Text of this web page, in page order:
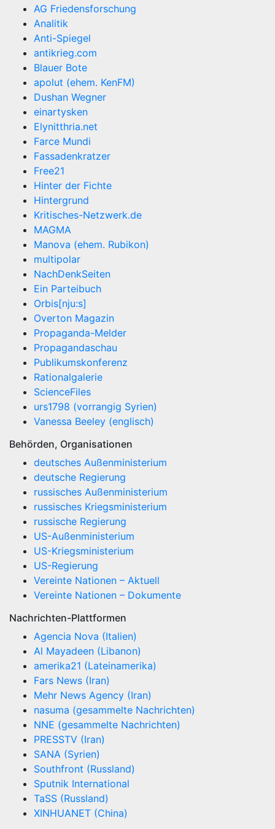
AG Friedensforschung
Analitik
Anti-Spiegel
antikrieg.com
Blauer Bote
apolut (ehem. KenFM)
Dushan Wegner
einartysken
Elynitthria.net
Farce Mundi
Fassadenkratzer
Free21
Hinter der Fichte
Hintergrund
Kritisches-Netzwerk.de
MAGMA
Manova (ehem. Rubikon)
multipolar
NachDenkSeiten
Ein Parteibuch
Orbis[nju:s]
Overton Magazin
Propaganda-Melder
Propagandaschau
Publikumskonferenz
Rationalgalerie
ScienceFiles
urs1798 (vorrangig Syrien)
Vanessa Beeley (englisch)
Behörden, Organisationen
deutsches Außenministerium
deutsche Regierung
russisches Außenministerium
russisches Kriegsministerium
russische Regierung
US-Außenministerium
US-Kriegsministerium
US-Regierung
Vereinte Nationen – Aktuell
Vereinte Nationen – Dokumente
Nachrichten-Plattformen
Agencia Nova (Italien)
Al Mayadeen (Libanon)
amerika21 (Lateinamerika)
Fars News (Iran)
Mehr News Agency (Iran)
nasuma (gesammelte Nachrichten)
NNE (gesammelte Nachrichten)
PRESSTV (Iran)
SANA (Syrien)
Southfront (Russland)
Sputnik International
TaSS (Russland)
XINHUANET (China)